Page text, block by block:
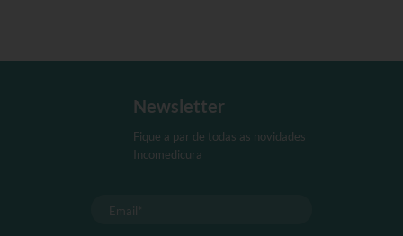
Newsletter
Fique a par de todas as novidades
Incomedicura